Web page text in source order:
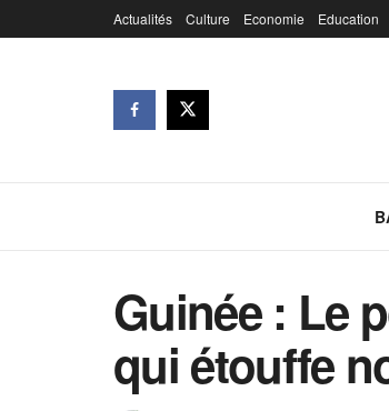
Actualités Culture Economie Education
Guinée : Le
qui étouffe